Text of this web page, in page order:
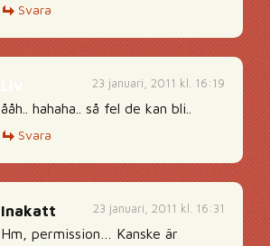
Svara
23 januari, 2011 kl. 16:19
ååh.. hahaha.. så fel de kan bli..
Svara
23 januari, 2011 kl. 16:31
Inakatt
Hm, permission… Kanske är